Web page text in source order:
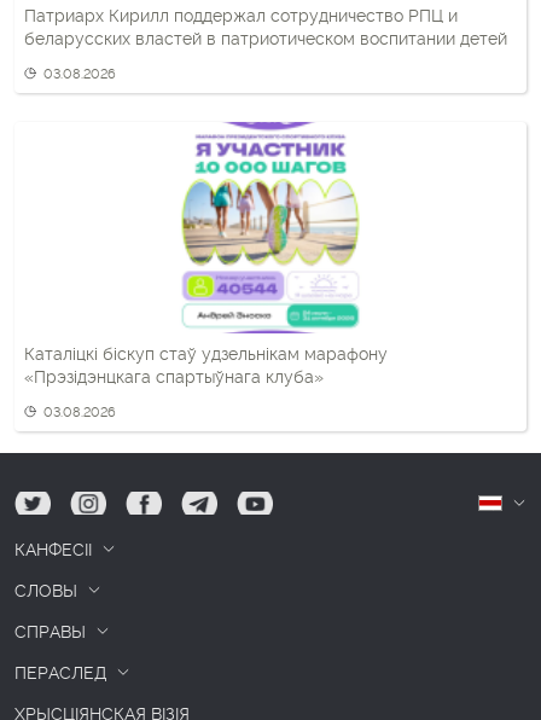
Патриарх Кирилл поддержал сотрудничество РПЦ и
беларусских властей в патриотическом воспитании детей
03.08.2026
Каталіцкі біскуп стаў удзельнікам марафону
«Прэзідэнцкага спартыўнага клуба»
03.08.2026
tw ig fb tg yt
КАНФЕСІІ
СЛОВЫ
СПРАВЫ
ПЕРАСЛЕД
ХРЫСЦІЯНСКАЯ ВІЗІЯ